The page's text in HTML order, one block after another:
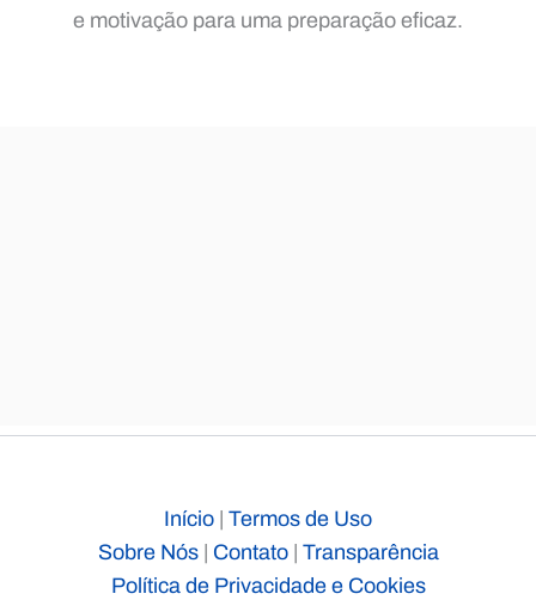
e motivação para uma preparação eficaz.
Início | Termos de Uso
Sobre Nós| Contato| Transparência
Política de Privacidade e Cookies